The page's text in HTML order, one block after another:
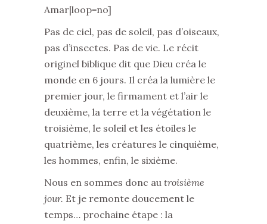
Amar|loop=no]
Pas de ciel, pas de soleil, pas d’oiseaux,
pas d’insectes. Pas de vie. Le récit
originel biblique dit que Dieu créa le
monde en 6 jours. Il créa la lumière le
premier jour, le firmament et l’air le
deuxième, la terre et la végétation le
troisième, le soleil et les étoiles le
quatrième, les créatures le cinquième,
les hommes, enfin, le sixième.
Nous en sommes donc au troisième
jour. Et je remonte doucement le
temps… prochaine étape : la